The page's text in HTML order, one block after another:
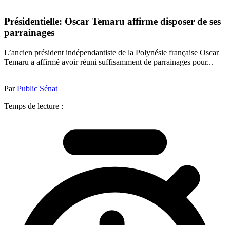
Présidentielle: Oscar Temaru affirme disposer de ses
parrainages
L’ancien président indépendantiste de la Polynésie française Oscar
Temaru a affirmé avoir réuni suffisamment de parrainages pour...
ParPublic Sénat
Temps de lecture :